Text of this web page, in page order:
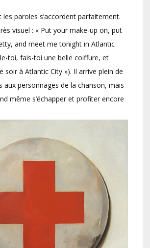
les paroles s’accordent parfaitement.
visuel : « Put your make-up on, put
and meet me tonight in Atlantic
toi, fais-toi une belle coiffure, et
soir à Atlantic City »). Il arrive plein de
aux personnages de la chanson, mais
même s’échapper et profiter encore